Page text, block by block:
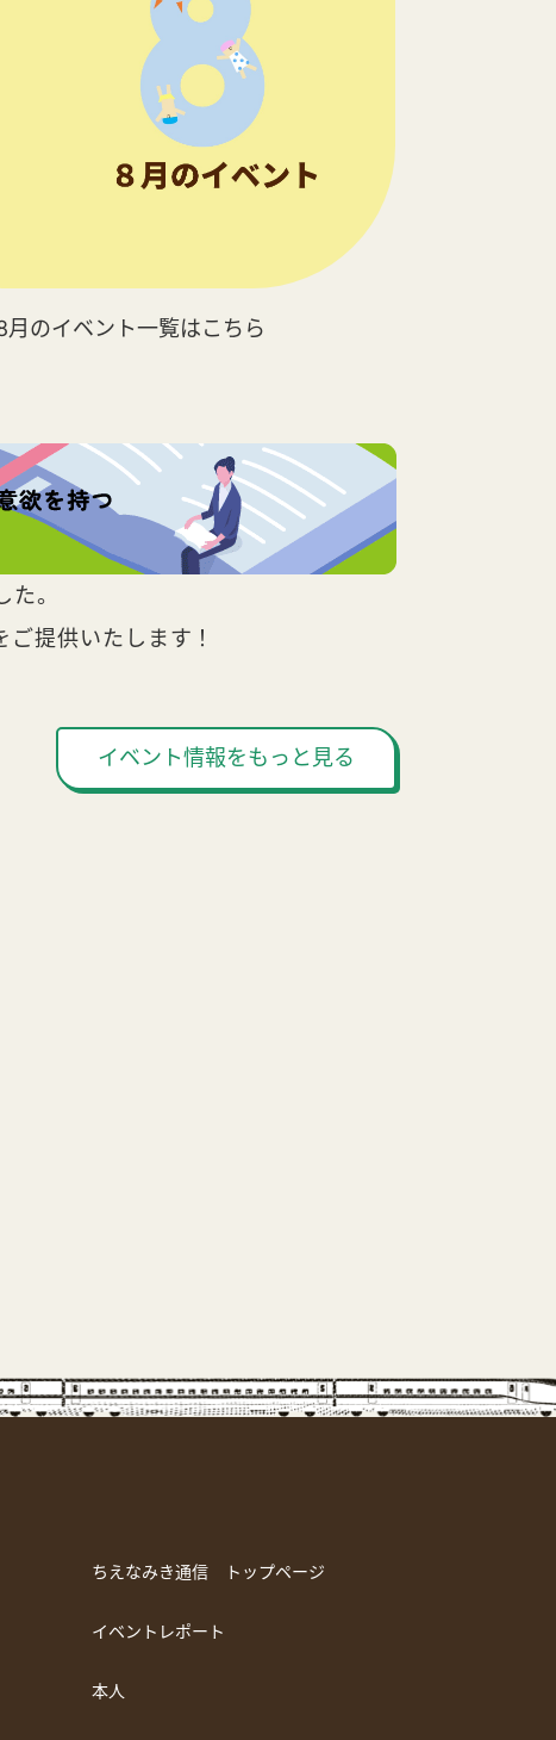
月のイベント一覧はこちら
。
提供いたします！
イベント情報をもっと見る
ちえなみき通信 トップページ
イベントレポート
本人